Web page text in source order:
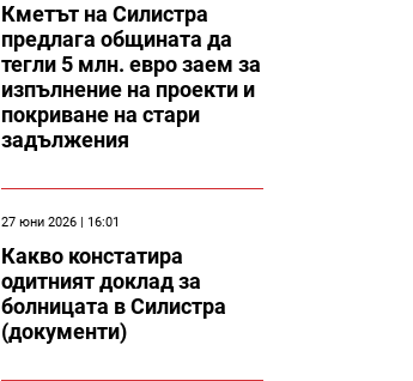
Кметът на Силистра
предлага общината да
тегли 5 млн. евро заем за
изпълнение на проекти и
покриване на стари
задължения
27 юни 2026 | 16:01
Какво констатира
одитният доклад за
болницата в Силистра
(документи)